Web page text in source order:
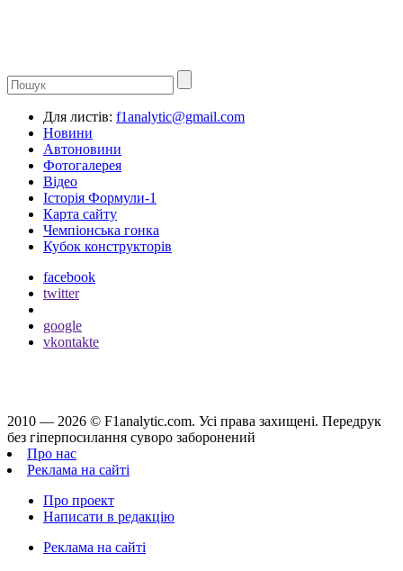
Для листів: f1analytic@gmail.com
Новини
Автоновини
Фотогалерея
Відео
Історія Формули-1
Карта сайту
Чемпіонська гонка
Кубок конструкторів
facebook
twitter
google
vkontakte
2010 — 2026 © F1analytic.com. Усi права захищенi. Передрук
без гіперпосилання суворо заборонений
Про нас
Реклама на сайті
Про проект
Написати в редакцію
Реклама на сайті